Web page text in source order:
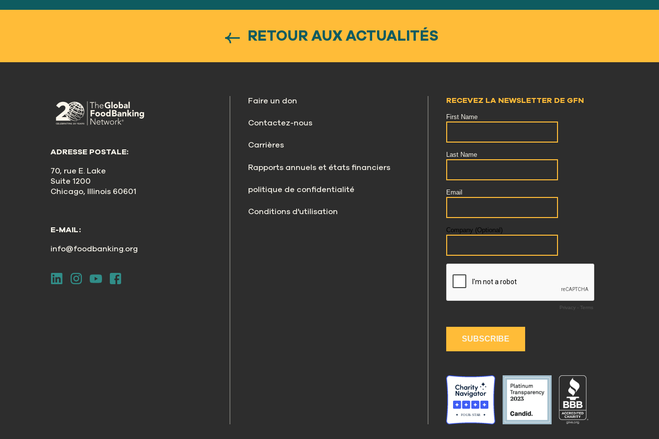
RETOUR AUX ACTUALITÉS
ADRESSE POSTALE:
70, rue E. Lake
Suite 1200
Chicago, Illinois 60601
E-MAIL:
info@foodbanking.org
Faire un don
Contactez-nous
Carrières
Rapports annuels et états financiers
politique de confidentialité
Conditions d'utilisation
RECEVEZ LA NEWSLETTER DE GFN